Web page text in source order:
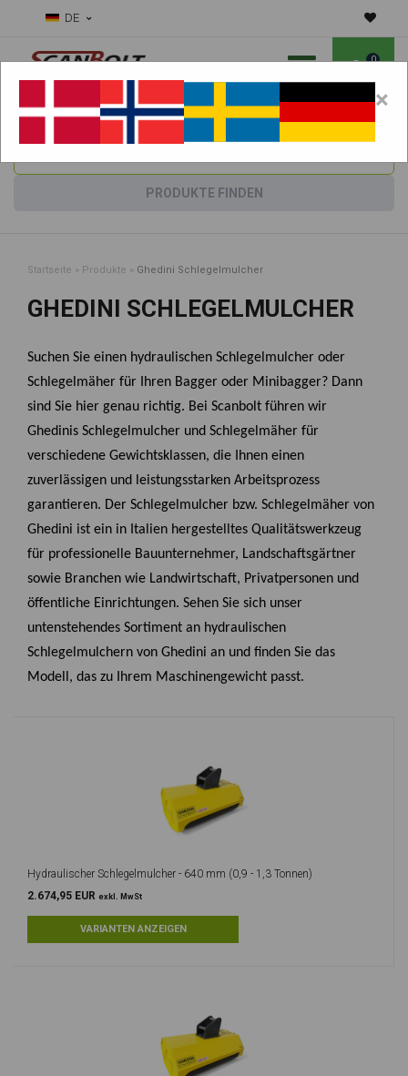
DE
0
Benötigen Sie Hilfe bei Verschleißteilen?Maschine wählen:
PRODUKTE FINDEN
Startseite » Produkte » Ghedini Schlegelmulcher
GHEDINI SCHLEGELMULCHER
Suchen Sie einen hydraulischen Schlegelmulcher oder
Schlegelmäher für Ihren Bagger oder Minibagger? Dann
sind Sie hier genau richtig. Bei Scanbolt führen wir
Ghedinis Schlegelmulcher und Schlegelmäher für
verschiedene Gewichtsklassen, die Ihnen einen
zuverlässigen und leistungsstarken Arbeitsprozess
garantieren. Der Schlegelmulcher bzw. Schlegelmäher von
Ghedini ist ein in Italien hergestelltes Qualitätswerkzeug
für professionelle Bauunternehmer, Landschaftsgärtner
sowie Branchen wie Landwirtschaft, Privatpersonen und
öffentliche Einrichtungen. Sehen Sie sich unser
untenstehendes Sortiment an hydraulischen
Schlegelmulchern von Ghedini an und finden Sie das
Modell, das zu Ihrem Maschinengewicht passt.
Hydraulischer Schlegelmulcher - 640 mm (0,9 - 1,3 Tonnen)
2.674,95 EUR exkl. MwSt
×